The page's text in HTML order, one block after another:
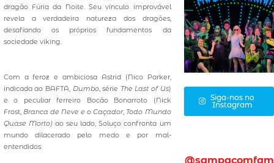
dragão Fúria da Noite. Seu vínculo improvável
revela a verdadeira natureza dos dragões,
desafiando os próprios fundamentos da
sociedade viking.
Com a feroz e ambiciosa Astrid (Nico Parker,
indicada ao BAFTA, Dumbo, série The Last of Us)
e o peculiar ferreiro Bocão Bonarroto (Nick
Frost, Branca de Neve e o Caçador, Todo Mundo
Quase Morto)ao seu lado, Soluço confronta um
mundo dilacerado pelo medo e por mal-
entendidos.
Siga-nos no
Instagram
@sampacomfam